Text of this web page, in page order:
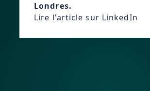
Londres.
Lire l'article sur LinkedIn